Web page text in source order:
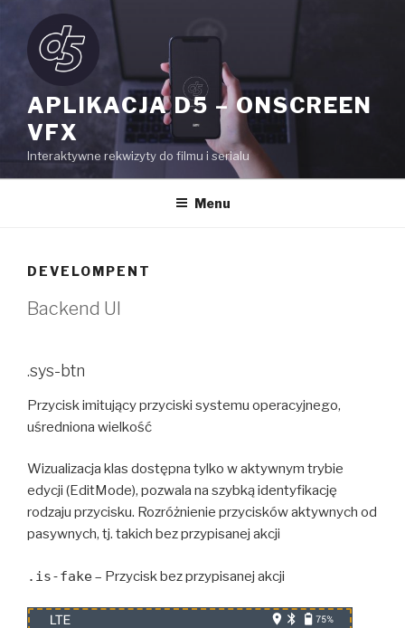
treści
APLIKACJA D5 – ONSCREEN
VFX
Interaktywne rekwizyty do filmu i serialu
Menu
DEVELOMPENT
Backend UI
.sys-btn
Przycisk imitujący przyciski systemu operacyjnego,
uśredniona wielkość
Wizualizacja klas dostępna tylko w aktywnym trybie
edycji (EditMode), pozwala na szybką identyfikację
rodzaju przycisku. Rozróżnienie przycisków aktywnych od
pasywnych, tj. takich bez przypisanej akcji
.is-fake– Przycisk bez przypisanej akcji